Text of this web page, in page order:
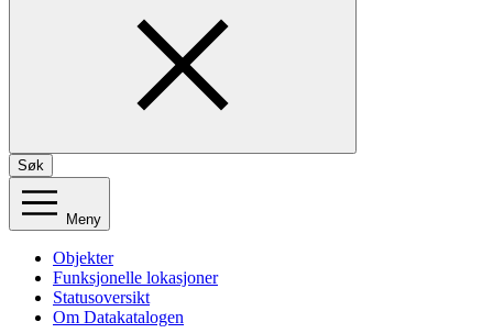
Søk
Meny
Objekter
Funksjonelle lokasjoner
Statusoversikt
Om Datakatalogen